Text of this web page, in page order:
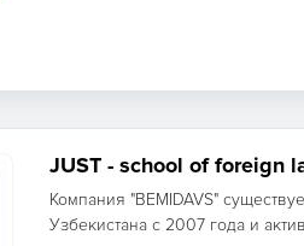
JUST - school of foreign
Компания "BEMIDAVS"
Узбекистана c 2007 года и